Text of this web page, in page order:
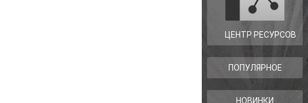
ЦЕНТР РЕСУРСОВ
ПОПУЛЯРНОЕ
НОВИНКИ